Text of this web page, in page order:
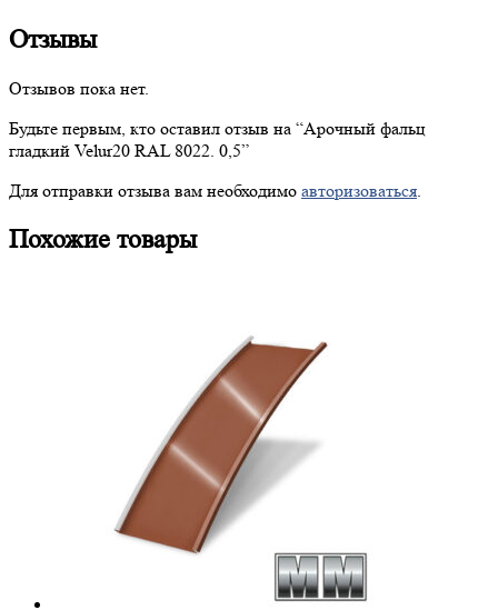
Отзывы
Отзывов пока нет.
Будьте первым, кто оставил отзыв на “Арочный фальц
гладкий Velur20 RAL 8022. 0,5”
Для отправки отзыва вам необходимо авторизоваться
Похожие товары